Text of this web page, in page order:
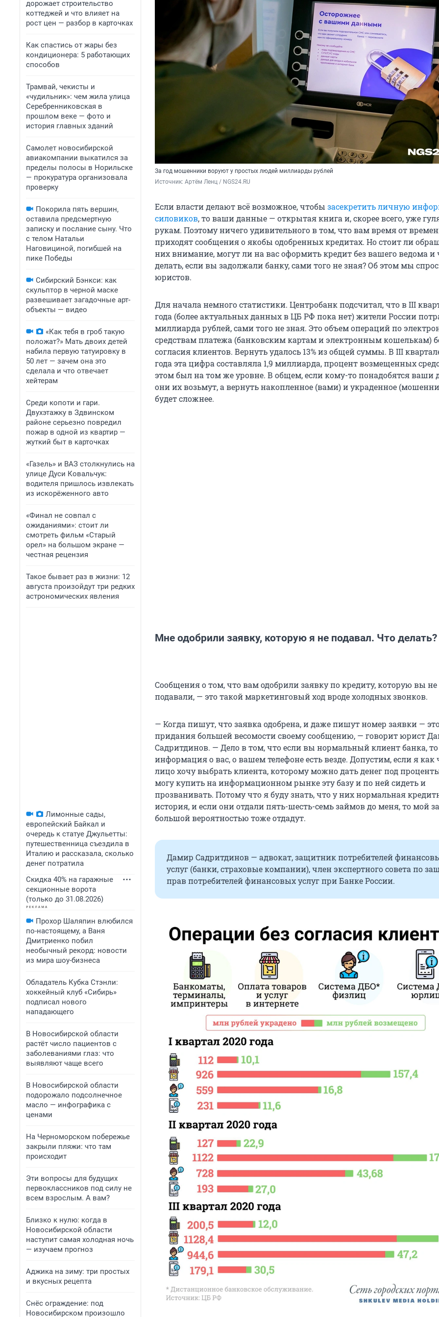
дорожает строительство
коттеджей и что влияет на
рост цен — разбор в карточках
Как спастись от жары без
кондиционера: 5 работающих
способов
Трамвай, чекисты и
«чудильник»: чем жила улица
Серебренниковская в
прошлом веке — фото и
история главных зданий
Самолет новосибирской
авиакомпании выкатился за
пределы полосы в Норильске
— прокуратура организовала
проверку
Покорила пять вершин,
оставила предсмертную
записку и послание сыну. Что
с телом Натальи
Наговициной, погибшей на
пике Победы
Сибирский Бэнкси: как
скульптор в черной маске
развешивает загадочные арт-
объекты — видео
«Как тебя в гроб такую
положат?» Мать двоих детей
набила первую татуировку в
50 лет — зачем она это
сделала и что отвечает
хейтерам
Среди копоти и гари.
Двухэтажку в Здвинском
районе серьезно повредил
пожар в одной из квартир —
жуткий быт в карточках
«Газель» и ВАЗ столкнулись на
улице Дуси Ковальчук:
водителя пришлось извлекать
из искорёженного авто
«Финал не совпал с
ожиданиями»: стоит ли
смотреть фильм «Старый
орел» на большом экране —
честная рецензия
Такое бывает раз в жизни: 12
августа произойдут три редких
астрономических явления
Лимонные сады,
европейский Байкал и
очередь к статуе Джульетты:
путешественница съездила в
Италию и рассказала, сколько
денег потратила
Скидка 40% на гаражные
секционные ворота
(только до 31.08.2026)
Прохор Шаляпин влюбился
по-настоящему, а Ваня
Дмитриенко побил
необычный рекорд: новости
из мира шоу-бизнеса
Обладатель Кубка Стэнли:
хоккейный клуб «Сибирь»
подписал нового
нападающего
В Новосибирской области
растёт число пациентов с
заболеваниями глаз: что
выявляют чаще всего
В Новосибирской области
подорожало подсолнечное
масло — инфографика с
ценами
На Черноморском побережье
закрыли пляжи: что там
происходит
Эти вопросы для будущих
первоклассников под силу не
всем взрослым. А вам?
Близко к нулю: когда в
Новосибирской области
наступит самая холодная ночь
— изучаем прогноз
Аджика на зиму: три простых
и вкусных рецепта
Снёс ограждение: под
Новосибирском произошло
За год мошенники воруют у простых людей миллиарды рублей
Источник: Артём Ленц / NGS24.RU
Если власти делают всё возможное, чтобы засекретить личную
силовиков, то ваши данные — открытая книга и, скорее всего, уже
рукам. Поэтому ничего удивительного в том, что вам время от
приходят сообщения о якобы одобренных кредитах. Но стоит ли
них внимание, могут ли на вас оформить кредит без вашего ведома и
делать, если вы задолжали банку, сами того не зная? Об этом мы
юристов.
Для начала немного статистики. Центробанк подсчитал, что в III
года (более актуальных данных в ЦБ РФ пока нет) жители России
миллиарда рублей, сами того не зная. Это объем операций по
средствам платежа (банковским картам и электронным кошелькам)
согласия клиентов. Вернуть удалось 13% из общей суммы. В III
года эта цифра составляла 1,9 миллиарда, процент возмещенных
этом был на том же уровне. В общем, если кому-то понадобятся ваши
они их возьмут, а вернуть накопленное (вами) и украденное
будет сложнее.
Мне одобрили заявку, которую я не подавал. Что делать?
Сообщения о том, что вам одобрили заявку по кредиту, которую вы не
подавали, — это такой маркетинговый ход вроде холодных звонков.
— Когда пишут, что заявка одобрена, и даже пишут номер заявки —
придания большей весомости своему сообщению, — говорит юрист
Садритдинов. — Дело в том, что если вы нормальный клиент банка, то
информация о вас, о вашем телефоне есть везде. Допустим, если я как
лицо хочу выбрать клиента, которому можно дать денег под
могу купить на информационном рынке эту базу и по ней сидеть и
прозванивать. Потому что я буду знать, что у них нормальная
история, и если они отдали пять-шесть-семь займов до меня, то мой
большой вероятностью тоже отдадут.
Дамир Садритдинов — адвокат, защитник потребителей
услуг (банки, страховые компании), член экспертного совета по
прав потребителей финансовых услуг при Банке России.